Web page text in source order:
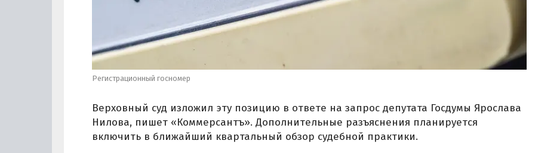
Регистрационный госномер
Верховный суд изложил эту позицию в ответе на запрос депутата Госдумы Ярослава
Нилова, пишет «Коммерсантъ». Дополнительные разъяснения планируется
включить в ближайший квартальный обзор судебной практики.